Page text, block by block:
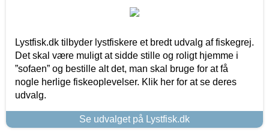
Lystfisk.dk tilbyder lystfiskere et bredt udvalg af fiskegrej.
Det skal være muligt at sidde stille og roligt hjemme i
”sofaen” og bestille alt det, man skal bruge for at få
nogle herlige fiskeoplevelser. Klik her for at se deres
udvalg.
Se udvalget på Lystfisk.dk